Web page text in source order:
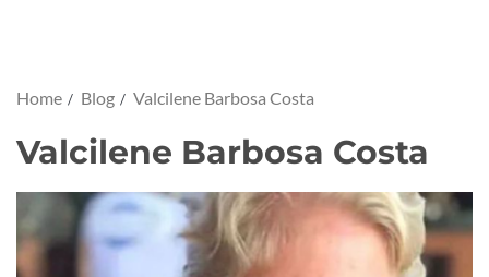
Home Blog Valcilene Barbosa Costa
Valcilene Barbosa Costa